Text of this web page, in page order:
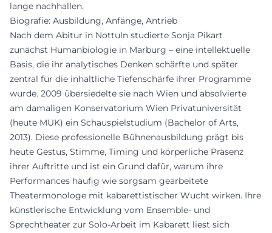
lange nachhallen.
Biografie: Ausbildung, Anfänge, Antrieb
Nach dem Abitur in Nottuln studierte Sonja Pikart
zunächst Humanbiologie in Marburg – eine intellektuelle
Basis, die ihr analytisches Denken schärfte und später
zentral für die inhaltliche Tiefenschärfe ihrer Programme
wurde. 2009 übersiedelte sie nach Wien und absolvierte
am damaligen Konservatorium Wien Privatuniversität
(heute MUK) ein Schauspielstudium (Bachelor of Arts,
2013). Diese professionelle Bühnenausbildung prägt bis
heute Gestus, Stimme, Timing und körperliche Präsenz
ihrer Auftritte und ist ein Grund dafür, warum ihre
Performances häufig wie sorgsam gearbeitete
Theatermonologe mit kabarettistischer Wucht wirken. Ihre
künstlerische Entwicklung vom Ensemble- und
Sprechtheater zur Solo-Arbeit im Kabarett liest sich